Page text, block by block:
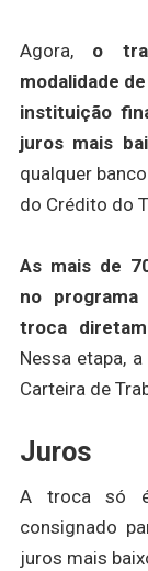
Agora, o
modalidade
instituição
juros mais
qualquer
do Crédito do
As mais de
no
troca
Nessa etapa,
Carteira de
Juros
A troca só
consignado
juros mais